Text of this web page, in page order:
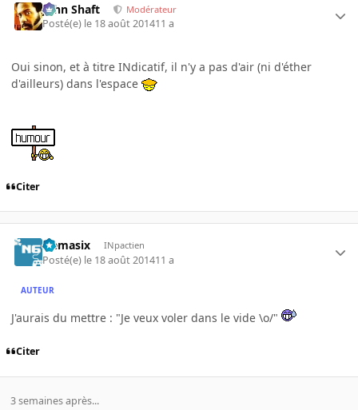
John Shaft Modérateur
Posté(e) le 18 août 201411 a
Oui sinon, et à titre INdicatif, il n'y a pas d'air (ni d'éther
d'ailleurs) dans l'espace
Citer
Nemasix INpactien
Posté(e) le 18 août 201411 a
AUTEUR
J'aurais du mettre : "Je veux voler dans le vide \o/"
Citer
3 semaines après...